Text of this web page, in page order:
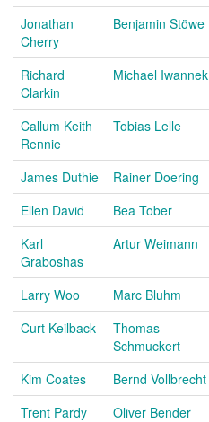
Jonathan
Cherry
Benjamin Stöwe
Richard
Clarkin
Michael Iwannek
Callum Keith
Rennie
Tobias Lelle
James Duthie Rainer Doering
Ellen David
Bea Tober
Karl
Graboshas
Artur Weimann
Larry Woo Marc Bluhm
Curt Keilback
Thomas
Schmuckert
Kim Coates Bernd Vollbrecht
Trent Pardy
Oliver Bender